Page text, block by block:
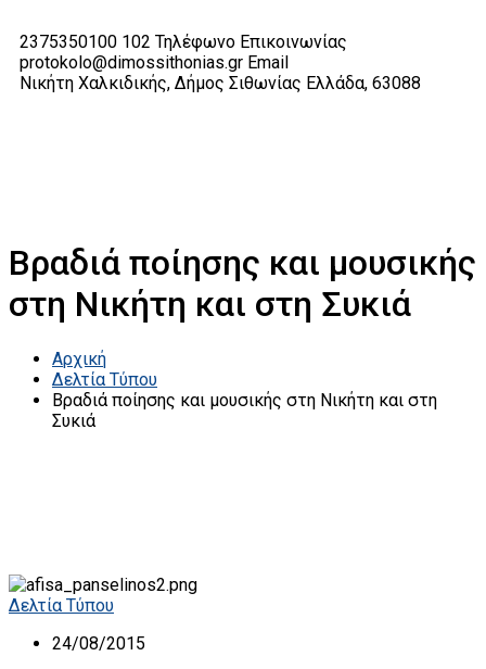
2375350100 102 Τηλέφωνο Επικοινωνίας
protokolo@dimossithonias.gr Email
Νικήτη Χαλκιδικής, Δήμος Σιθωνίας Ελλάδα, 63088
Βραδιά ποίησης και μουσικής
στη Νικήτη και στη Συκιά
Αρχική
Δελτία Τύπου
Βραδιά ποίησης και μουσικής στη Νικήτη και στη
Συκιά
Δελτία Τύπου
24/08/2015